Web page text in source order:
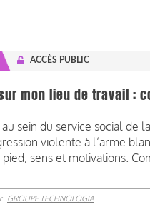
ACCÈS PUBLIC
mon lieu de travail :
au sein du service social
violente à l’arme
sens et motivations.
GROUPE TECHNOLOGIA